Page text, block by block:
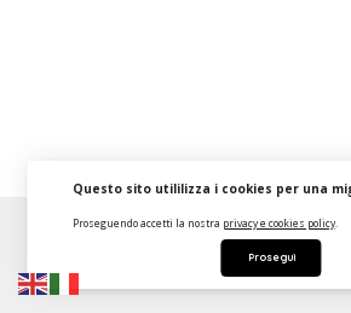
FAQ Strumenti Dashboard
Questo sito utililizza i cookies per una
Proseguendo accetti la nostra privacy e cookies policy.
Prosegui